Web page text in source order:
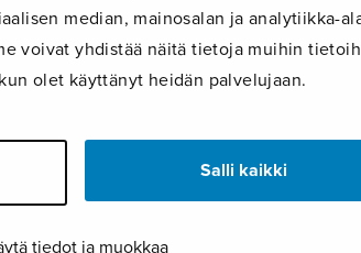
median, mainosalan ja analytiikka-
voivat yhdistää näitä tietoja muihin
olet käyttänyt heidän palvelujaan.
Salli kaikki
tiedot ja muokkaa